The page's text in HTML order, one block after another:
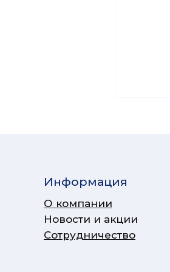
Информация
О компании
Новости и акции
Сотрудничество